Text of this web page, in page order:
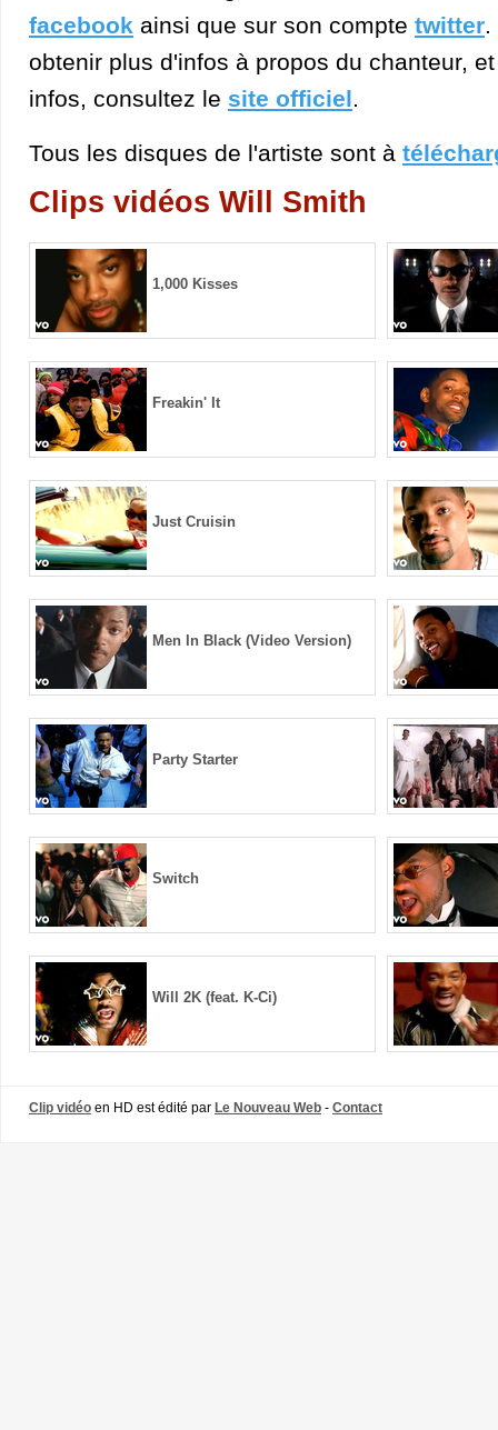
facebook ainsi que sur son compte twitter.
obtenir plus d'infos à propos du chanteur,
infos, consultez le site officiel.
Tous les disques de l'artiste sont à
Clips vidéos Will Smith
1,000 Kisses
Freakin' It
Just Cruisin
Men In Black (Video Version)
Party Starter
Switch
Will 2K (feat. K-Ci)
Clip vidéo en HD est édité par Le Nouveau Web - Contact